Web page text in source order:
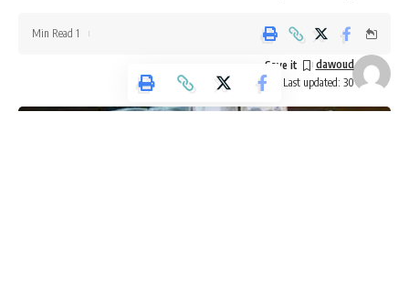
Last updated: 30 أكتوبر، 2024 12:03 ص
dawoud
1 Min Read